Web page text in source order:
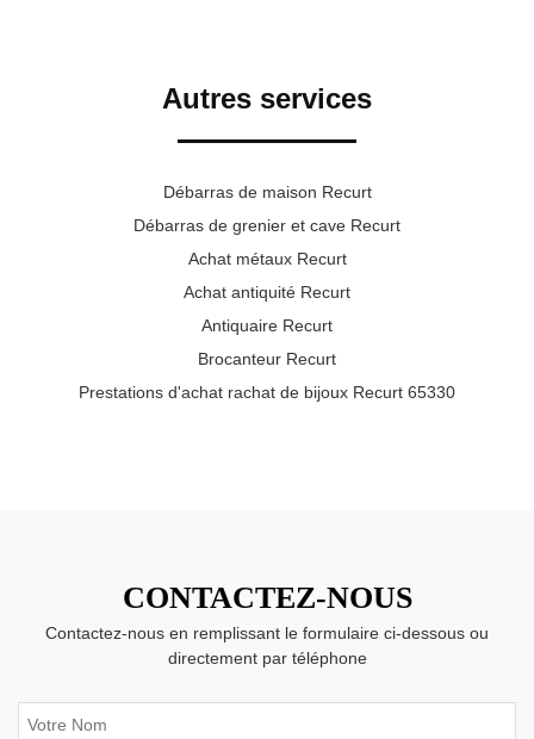
Autres services
Débarras de maison Recurt
Débarras de grenier et cave Recurt
Achat métaux Recurt
Achat antiquité Recurt
Antiquaire Recurt
Brocanteur Recurt
Prestations d'achat rachat de bijoux Recurt 65330
CONTACTEZ-NOUS
Contactez-nous en remplissant le formulaire ci-dessous ou
directement par téléphone